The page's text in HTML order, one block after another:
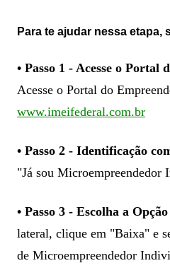
Para te ajudar nessa etapa,
• Passo 1 - Acesse o Portal
Acesse o Portal do
www.imeifederal.com.br
• Passo 2 - Identificação
"Já sou Microempreendedor
• Passo 3 - Escolha a
lateral, clique em "Baixa" e
de Microempreendedor